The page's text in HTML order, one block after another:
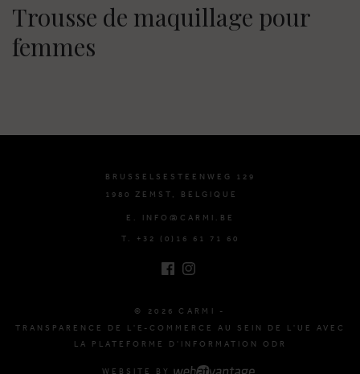
Trousse de maquillage pour
femmes
BRUSSELSESTEENWEG 129
1980 ZEMST, BELGIQUE
E. INFO@CARMI.BE
T. +32 (0)16 61 71 60
© 2026 CARMI -
TRANSPARENCE DE L'E-COMMERCE AU SEIN DE L'UE AVEC
LA PLATEFORME D'INFORMATION ODR